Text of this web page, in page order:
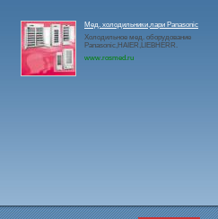
Мед. холодильники,лари Panasonic
Холодильное мед. оборудование
Panasonic,HAIER,LIEBHERR.
www.rosmed.ru